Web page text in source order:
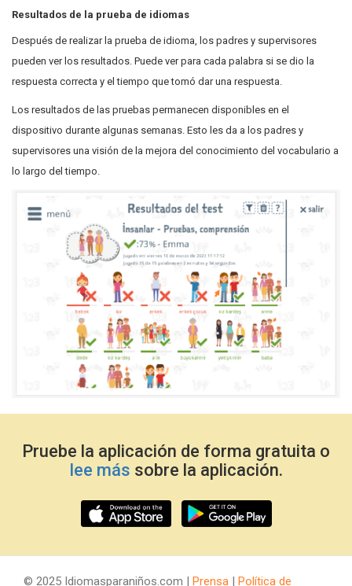
Resultados de la prueba de idiomas
Después de realizar la prueba de idioma, los padres y supervisores
pueden ver los resultados. Puede ver para cada palabra si se dio la
respuesta correcta y el tiempo que tomó dar una respuesta.
Los resultados de las pruebas permanecen disponibles en el
dispositivo durante algunas semanas. Esto les da a los padres y
supervisores una visión de la mejora del conocimiento del vocabulario a
lo largo del tiempo.
Pruebe la aplicación de forma gratuita o
lee más sobre la aplicación.
© 2025 Idiomasparaniños.com | Prensa | Política de